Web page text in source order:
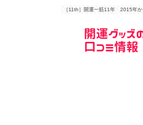
［11th］開運一筋11年 2015年